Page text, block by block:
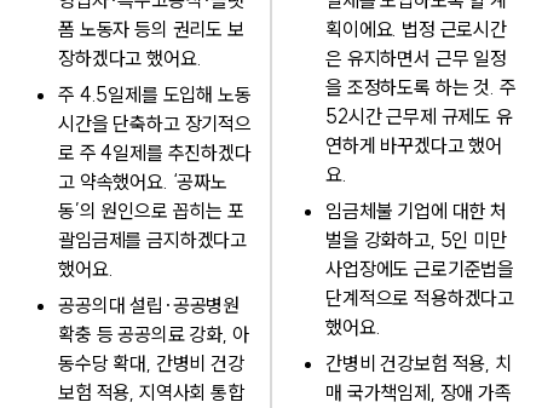
폼 노동자 등의 권리도 보
장하겠다고 했어요.
주 4.5일제를 도입해 노동
시간을 단축하고 장기적으
로 주 4일제를 추진하겠다
고 약속했어요. ‘공짜노
동’의 원인으로 꼽히는 포
괄임금제를 금지하겠다고
했어요.
공공의대 설립·공공병원
확충 등 공공의료 강화, 아
동수당 확대, 간병비 건강
보험 적용, 지역사회 통합
획이에요. 법정 근로시간
은 유지하면서 근무 일정
을 조정하도록 하는 것. 주
52시간 근무제 규제도 유
연하게 바꾸겠다고 했어
요.
임금체불 기업에 대한 처
벌을 강화하고, 5인 미만
사업장에도 근로기준법을
단계적으로 적용하겠다고
했어요.
간병비 건강보험 적용, 치
매 국가책임제, 장애 가족